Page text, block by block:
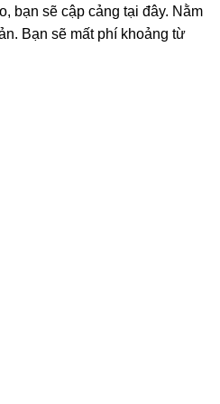
bạn sẽ cập cảng tại đây. Nằm
Bạn sẽ mất phí khoảng từ